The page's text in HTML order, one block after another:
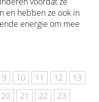
en hebben ze ook in
energie om mee
9 10 11 12
13
20 21 22
23